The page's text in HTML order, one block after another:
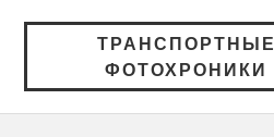
ТРАНСПОРТНЫЕ
ФОТОХРОНИКИ